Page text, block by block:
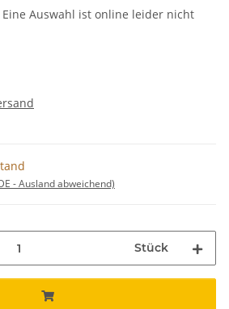
Auswahl ist online leider nicht
- Ausland abweichend)
Stück